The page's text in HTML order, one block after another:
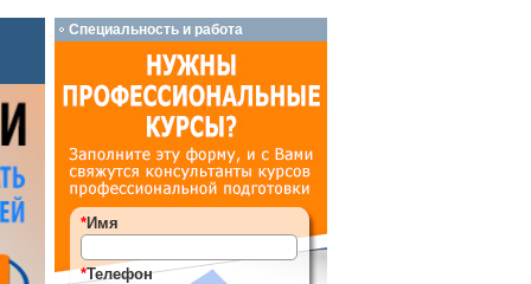
Специальность и работа
*Имя
*Телефон